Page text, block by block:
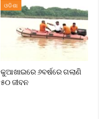
ଓଡିଶା
କୁଆଖାଇରେ ୬ବର୍ଷରେ ଗଲାଣି
୫୦ ଜୀବନ